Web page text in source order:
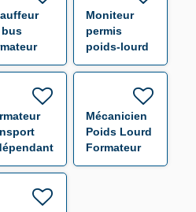
bus
Moniteur
permis
poids-lourd
f/h
H/F
Mécanicien
Poids Lourd
Formateur
H/F